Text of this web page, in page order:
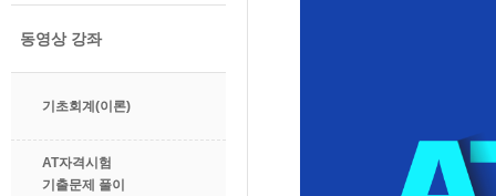
동영상 강좌
기초회계(이론)
AT자격시험
기출문제 풀이